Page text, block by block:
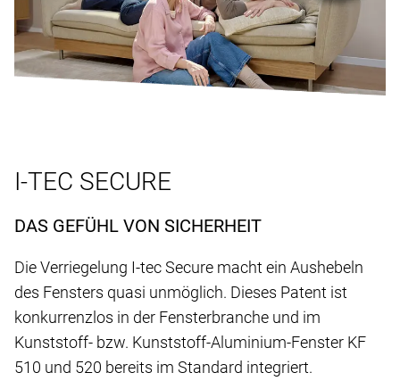
I-TEC SECURE
DAS GEFÜHL VON SICHERHEIT
Die Verriegelung I-tec Secure macht ein Aushebeln
des Fensters quasi unmöglich. Dieses Patent ist
konkurrenzlos in der Fensterbranche und im
Kunststoff- bzw. Kunststoff-Aluminium-Fenster KF
510 und 520 bereits im Standard integriert.